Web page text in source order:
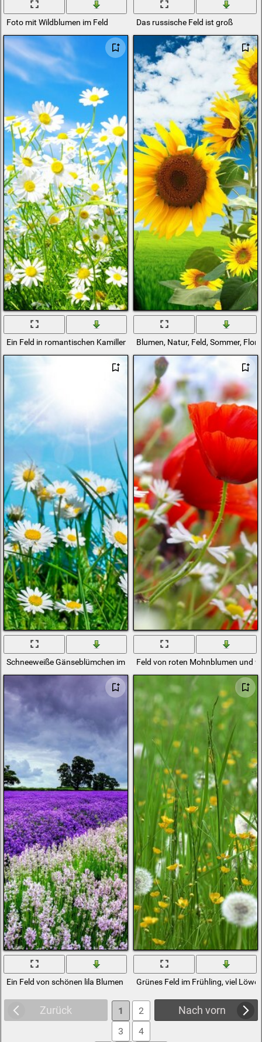
Foto mit Wildblumen im Feld Das russische Feld ist groß
Ein Feld in romantischen KamillenblütenBlumen, Natur, Feld, Sommer,
Schneeweiße Gänseblümchen im Sommer auf dem Feld
Feld von roten Mohnblumen und
Ein Feld von schönen lila Blumen Grünes Feld im Frühling, viel
Zurück Nach vorn
1
2
3
4